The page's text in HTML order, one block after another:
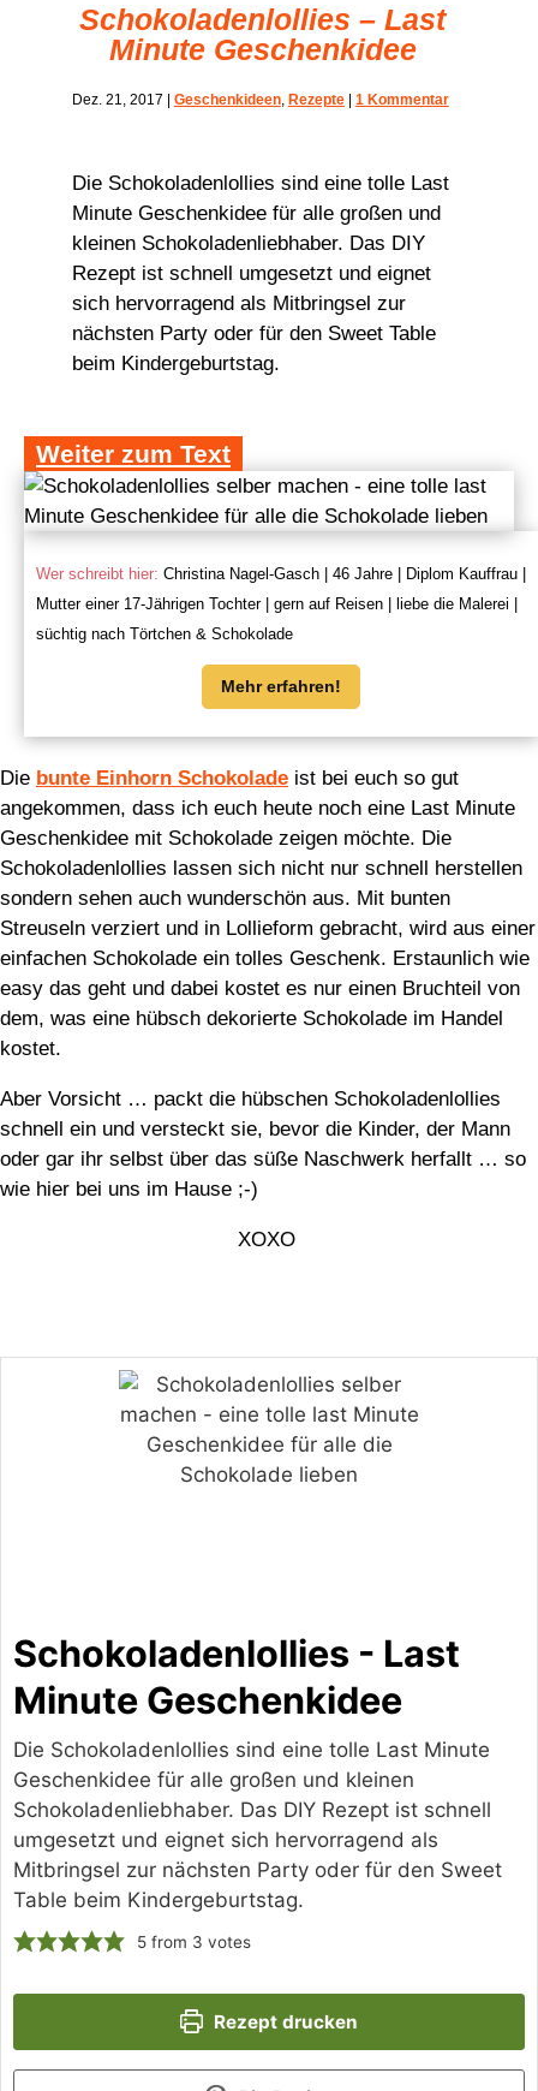
Schokoladenlollies – Last
Minute Geschenkidee
Dez. 21, 2017 | Geschenkideen, Rezepte| 1 Kommentar
Die Schokoladenlollies sind eine tolle Last
Minute Geschenkidee für alle großen und
kleinen Schokoladenliebhaber. Das DIY
Rezept ist schnell umgesetzt und eignet
sich hervorragend als Mitbringsel zur
nächsten Party oder für den Sweet Table
beim Kindergeburtstag.
Weiter zum Text
Wer schreibt hier: Christina Nagel-Gasch | 46 Jahre | Diplom Kauffrau |
Mutter einer 17-Jährigen Tochter | gern auf Reisen | liebe die Malerei |
süchtig nach Törtchen & Schokolade
Mehr erfahren!
Die bunte Einhorn Schokolade ist bei euch so gut
angekommen, dass ich euch heute noch eine Last Minute
Geschenkidee mit Schokolade zeigen möchte. Die
Schokoladenlollies lassen sich nicht nur schnell herstellen
sondern sehen auch wunderschön aus. Mit bunten
Streuseln verziert und in Lollieform gebracht, wird aus einer
einfachen Schokolade ein tolles Geschenk. Erstaunlich wie
easy das geht und dabei kostet es nur einen Bruchteil von
dem, was eine hübsch dekorierte Schokolade im Handel
kostet.
Aber Vorsicht … packt die hübschen Schokoladenlollies
schnell ein und versteckt sie, bevor die Kinder, der Mann
oder gar ihr selbst über das süße Naschwerk herfallt … so
wie hier bei uns im Hause ;-)
XOXO
Schokoladenlollies - Last
Minute Geschenkidee
Die Schokoladenlollies sind eine tolle Last Minute
Geschenkidee für alle großen und kleinen
Schokoladenliebhaber. Das DIY Rezept ist schnell
umgesetzt und eignet sich hervorragend als
Mitbringsel zur nächsten Party oder für den Sweet
Table beim Kindergeburtstag.
5 from 3 votes
Rezept drucken